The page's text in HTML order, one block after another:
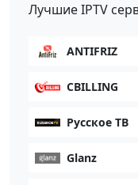
Лучшие IPTV
ANTIFRIZ
CBILLING
Русское ТВ
Glanz